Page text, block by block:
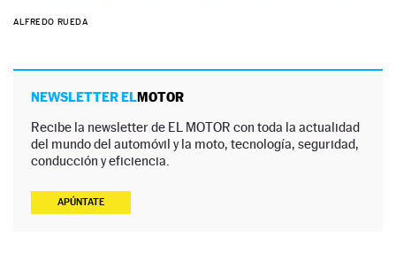
ALFREDO RUEDA
NEWSLETTER ELMOTOR
Recibe la newsletter de EL MOTOR con toda la actualidad
del mundo del automóvil y la moto, tecnología, seguridad,
conducción y eficiencia.
APÚNTATE